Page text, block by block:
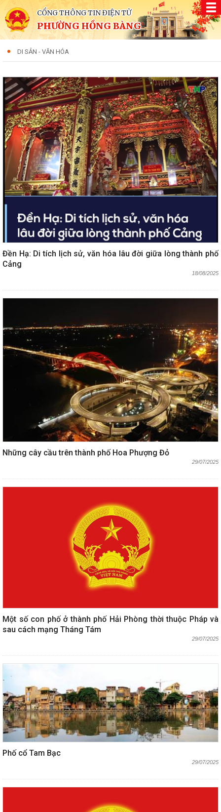
CỔNG THÔNG TIN ĐIỆN TỬ
PHƯỜNG HỒNG BÀNG
DI SẢN - VĂN HÓA
Đền Hạ: Di tích lịch sử, văn hóa lâu đời giữa lòng thành phố
Cảng
18/08/2025
Những cây cầu trên thành phố Hoa Phượng Đỏ
29/07/2025
Một số con phố ở thành phố Hải Phòng thời thuộc Pháp và
sau cách mạng Tháng Tám
29/07/2025
Phố cổ Tam Bạc
29/07/2025